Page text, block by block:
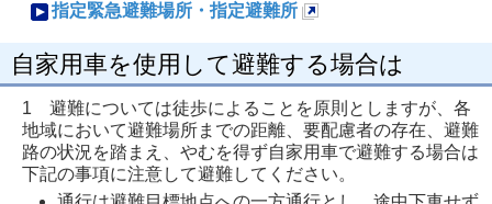
指定緊急避難場所・指定避難所
規
ペ
ー
ジ
で
自家用車を使用して避難する場合は
1 避難については徒歩によることを原則としますが、各
地域において避難場所までの距離、要配慮者の存在、避難
路の状況を踏まえ、やむを得ず自家用車で避難する場合は
下記の事項に注意して避難してください。